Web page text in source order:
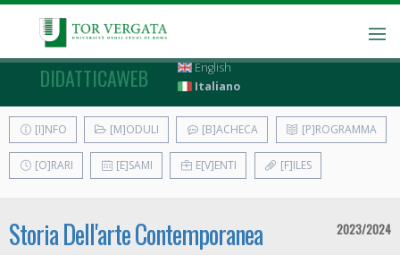
DIDATTICAWEB
English
Italiano
[I]NFO [M]ODULI [B]ACHECA [P]ROGRAMMA
[O]RARI [E]SAMI E[V]ENTI [F]ILES
Storia Dell'arte Contemporanea 2023/2024